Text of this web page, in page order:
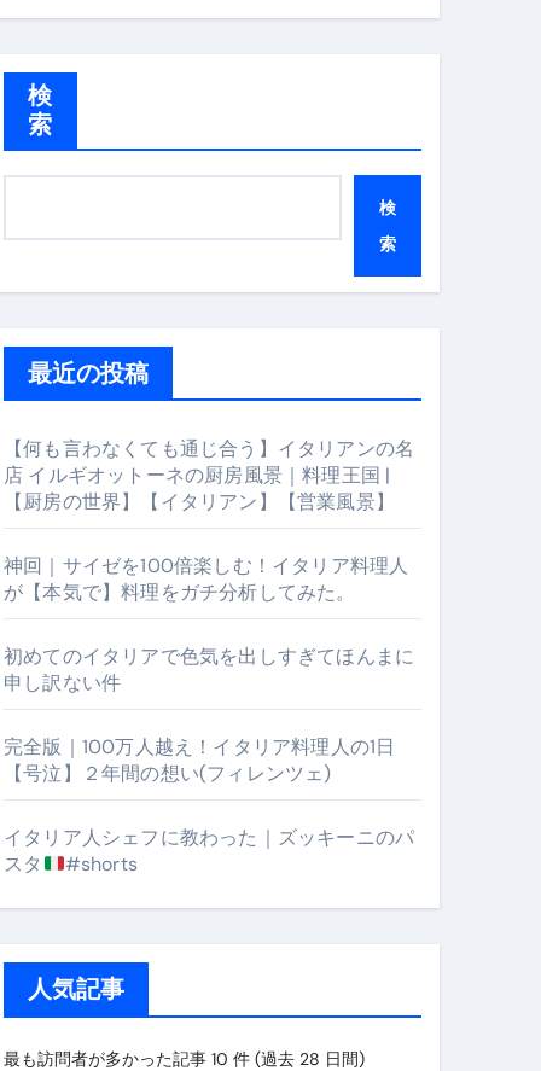
の世界】【イタリアン】【営業風景】
検
索
検
索
最近の投稿
【何も言わなくても通じ合う】イタリアンの名
店 イルギオットーネの厨房風景｜料理王国 |
【厨房の世界】【イタリアン】【営業風景】
神回｜サイゼを100倍楽しむ！イタリア料理人
が【本気で】料理をガチ分析してみた。
初めてのイタリアで色気を出しすぎてほんまに
申し訳ない件
完全版｜100万人越え！イタリア料理人の1日
【号泣】２年間の想い(フィレンツェ)
イタリア人シェフに教わった｜ズッキーニのパ
スタ
#shorts
人気記事
最も訪問者が多かった記事 10 件 (過去 28 日間)